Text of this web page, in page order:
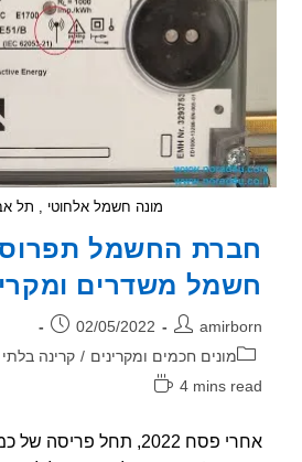
מונה חשמל אלחוטי , תל אביב 2013
החשמל תפרוס
משדרים ומקרינים
פורסם:
02/05/2022
מונים חכמים ומקרינים / קרינה בלתי מייננת
4 mins
אחרי פסח 2022, תחל פריסה של